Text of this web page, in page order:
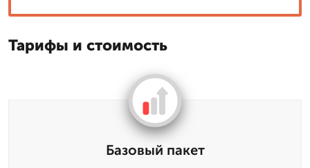
Тарифы и стоимость
Базовый пакет